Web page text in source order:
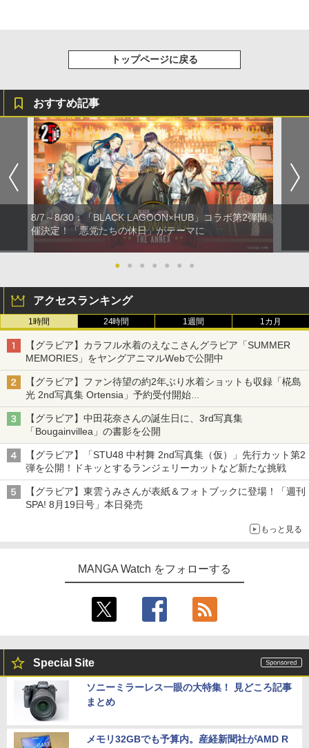
トップページに戻る
おすすめ記事
8/7～8/30：「BLACK LAGOON×HUB」コラボ第2弾開
催決定！「悪党たちの休日」がテーマに
● ● ● ● ● ● ●
アクセスランキング
1時間 24時間 1週間 1カ月
【グラビア】カラフル水着のえなこさんグラビア「SUMMER
MEMORIES」をヤングアニマルWebで公開中
【グラビア】ファン待望の約2年ぶり水着ショットも収録「椛島
光 2nd写真集 Ortensia」予約受付開始
10月30日発売
【グラビア】中田花奈さんの誕生日に、3rd写真集
「Bougainvillea」の書影を公開
【グラビア】「STU48 中村舞 2nd写真集（仮）」先行カット第2
弾を公開！ドキッとするランジェリーカットなど新たな挑戦
【グラビア】東雲うみさんが表紙＆フォトブックに登場！「週刊
SPA! 8月19日号」本日発売
もっと見る
MANGA Watch をフォローする
Special Site
ソニーミラーレス一眼の大特集！ 見どころ記事
まとめ
メモリ32GBでも予算内。産経新聞社がAMD R